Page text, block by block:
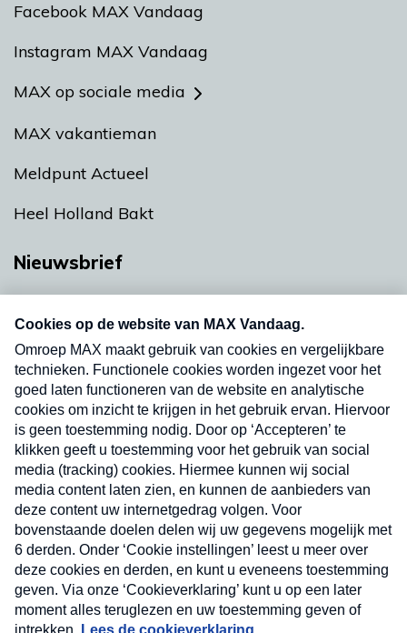
Facebook MAX Vandaag
Instagram MAX Vandaag
MAX op sociale media
MAX vakantieman
Meldpunt Actueel
Heel Holland Bakt
Nieuwsbrief
Neem hier een gratis abonnement op onze
nieuwsbrief. Elke vrijdag- en dinsdagochtend in
uw mailbox.
Verzend
Nieuwsbrief
Neem hier een gratis abonnement op onze
nieuwsbrief. Elke vrijdag- en dinsdagochtend in uw